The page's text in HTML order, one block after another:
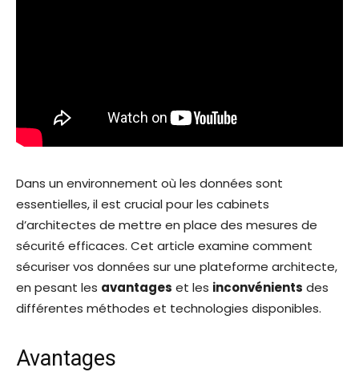
Dans un environnement où les données sont
essentielles, il est crucial pour les cabinets
d’architectes de mettre en place des mesures de
sécurité efficaces. Cet article examine comment
sécuriser vos données sur une plateforme architecte,
en pesant les avantages et les inconvénients des
différentes méthodes et technologies disponibles.
Avantages